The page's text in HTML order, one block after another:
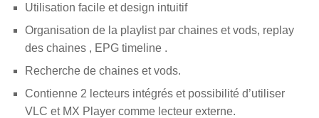
Utilisation facile et design intuitif
Organisation de la playlist par chaines et vods, replay
des chaines , EPG timeline .
Recherche de chaines et vods.
Contienne 2 lecteurs intégrés et possibilité d’utiliser
VLC et MX Player comme lecteur externe.